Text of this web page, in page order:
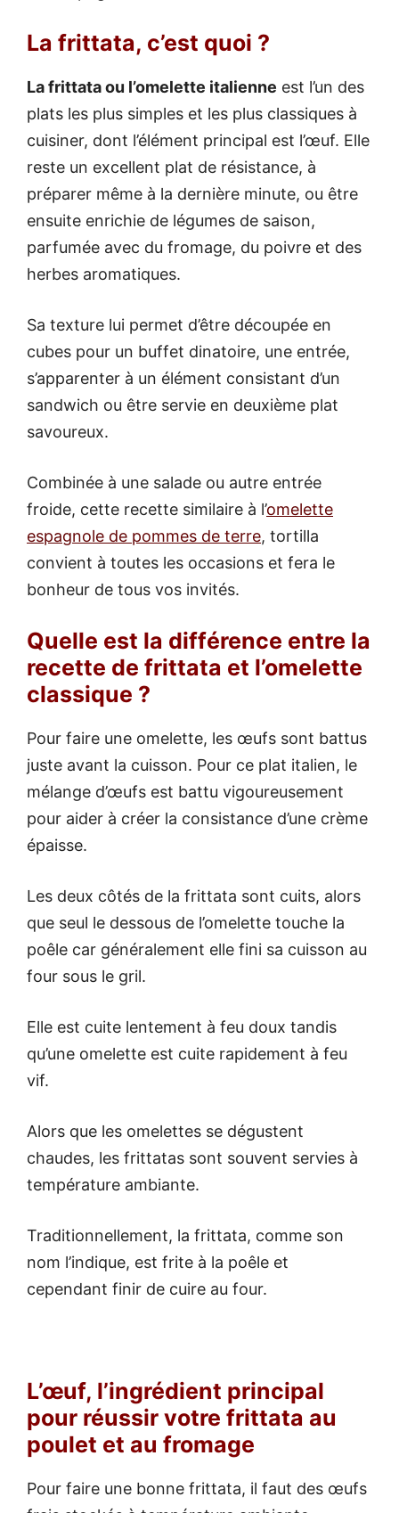
La frittata, c’est quoi ?
La frittata ou l’omelette italienne est l’un des
plats les plus simples et les plus classiques à
cuisiner, dont l’élément principal est l’œuf. Elle
reste un excellent plat de résistance, à
préparer même à la dernière minute, ou être
ensuite enrichie de légumes de saison,
parfumée avec du fromage, du poivre et des
herbes aromatiques.
Sa texture lui permet d’être découpée en
cubes pour un buffet dinatoire, une entrée,
s’apparenter à un élément consistant d’un
sandwich ou être servie en deuxième plat
savoureux.
Combinée à une salade ou autre entrée
froide, cette recette similaire à l’omelette
espagnole de pommes de terre, tortilla
convient à toutes les occasions et fera le
bonheur de tous vos invités.
Quelle est la différence entre la
recette de frittata et l’omelette
classique ?
Pour faire une omelette, les œufs sont battus
juste avant la cuisson. Pour ce plat italien, le
mélange d’œufs est battu vigoureusement
pour aider à créer la consistance d’une crème
épaisse.
Les deux côtés de la frittata sont cuits, alors
que seul le dessous de l’omelette touche la
poêle car généralement elle fini sa cuisson au
four sous le gril.
Elle est cuite lentement à feu doux tandis
qu’une omelette est cuite rapidement à feu
vif.
Alors que les omelettes se dégustent
chaudes, les frittatas sont souvent servies à
température ambiante.
Traditionnellement, la frittata, comme son
nom l’indique, est frite à la poêle et
cependant finir de cuire au four.
L’œuf, l’ingrédient principal
pour réussir votre frittata au
poulet et au fromage
Pour faire une bonne frittata, il faut des œufs